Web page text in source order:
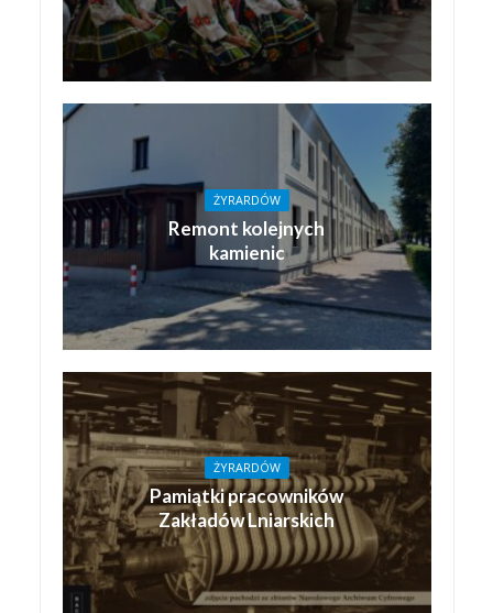
ŻYRARDÓW
Remont kolejnych
kamienic
ŻYRARDÓW
Pamiątki pracowników
Zakładów Lniarskich